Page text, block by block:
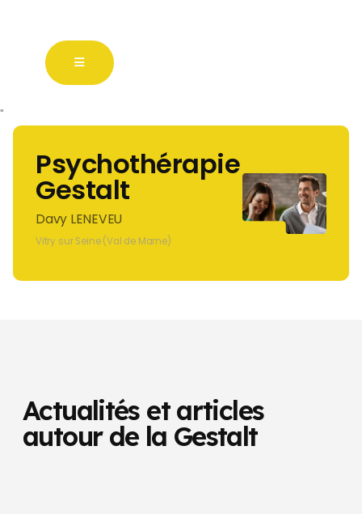
"
Psychothérapie
Gestalt
Davy LENEVEU
Vitry sur Seine (Val de Marne)
Actualités et articles
autour de la Gestalt